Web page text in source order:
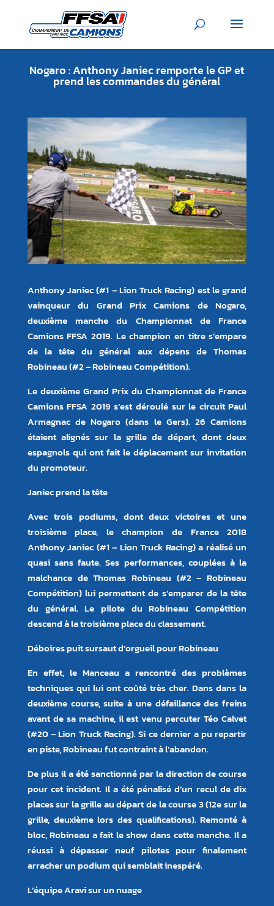
Nogaro : Anthony Janiec remporte le GP et
prend les commandes du général
Anthony Janiec (#1 – Lion Truck Racing) est le grand
vainqueur du Grand Prix Camions de Nogaro,
deuxième manche du Championnat de France
Camions FFSA 2019. Le champion en titre s’empare
de la tête du général aux dépens de Thomas
Robineau (#2 – Robineau Compétition).
Le deuxième Grand Prix du Championnat de France
Camions FFSA 2019 s’est déroulé sur le circuit Paul
Armagnac de Nogaro (dans le Gers). 26 Camions
étaient alignés sur la grille de départ, dont deux
espagnols qui ont fait le déplacement sur invitation
du promoteur.
Janiec prend la tête
Avec trois podiums, dont deux victoires et une
troisième place, le champion de France 2018
Anthony Janiec (#1 – Lion Truck Racing) a réalisé un
quasi sans faute. Ses performances, couplées à la
malchance de Thomas Robineau (#2 – Robineau
Compétition) lui permettent de s’emparer de la tête
du général. Le pilote du Robineau Compétition
descend à la troisième place du classement.
Déboires puit sursaut d’orgueil pour Robineau
En effet, le Manceau a rencontré des problèmes
techniques qui lui ont coûté très cher. Dans dans la
deuxième course, suite à une défaillance des freins
avant de sa machine, il est venu percuter Téo Calvet
(#20 – Lion Truck Racing). Si ce dernier a pu repartir
en piste, Robineau fut contraint à l’abandon.
De plus il a été sanctionné par la direction de course
pour cet incident. Il a été pénalisé d’un recul de dix
places sur la grille au départ de la course 3 (12e sur la
grille, deuxième lors des qualifications). Remonté à
bloc, Robineau a fait le show dans cette manche. Il a
réussi à dépasser neuf pilotes pour finalement
arracher un podium qui semblait inespéré.
L’équipe Aravi sur un nuage